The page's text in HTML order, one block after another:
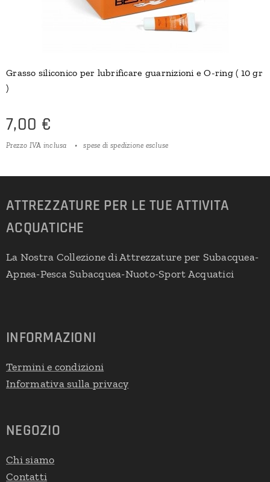
Grasso siliconico per lubrificare guarnizioni e O-ring ( 10 gr
)
7,00 €
Prezzo IVA inclusa spese di spedizione escluse
ATTREZZATURE PER LE TUE ATTIVITA
ACQUATICHE
La Nostra Collezione di Attrezzature per Subacquea-
Apnea-Pesca Subacquea-Nuoto-Sport Acquatici
INFORMAZIONI
Termini e condizioni
Informativa sulla privacy
NEGOZIO
Chi siamo
Contatti